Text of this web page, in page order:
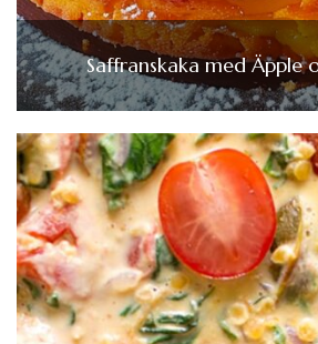
Saffranskaka med Äpple